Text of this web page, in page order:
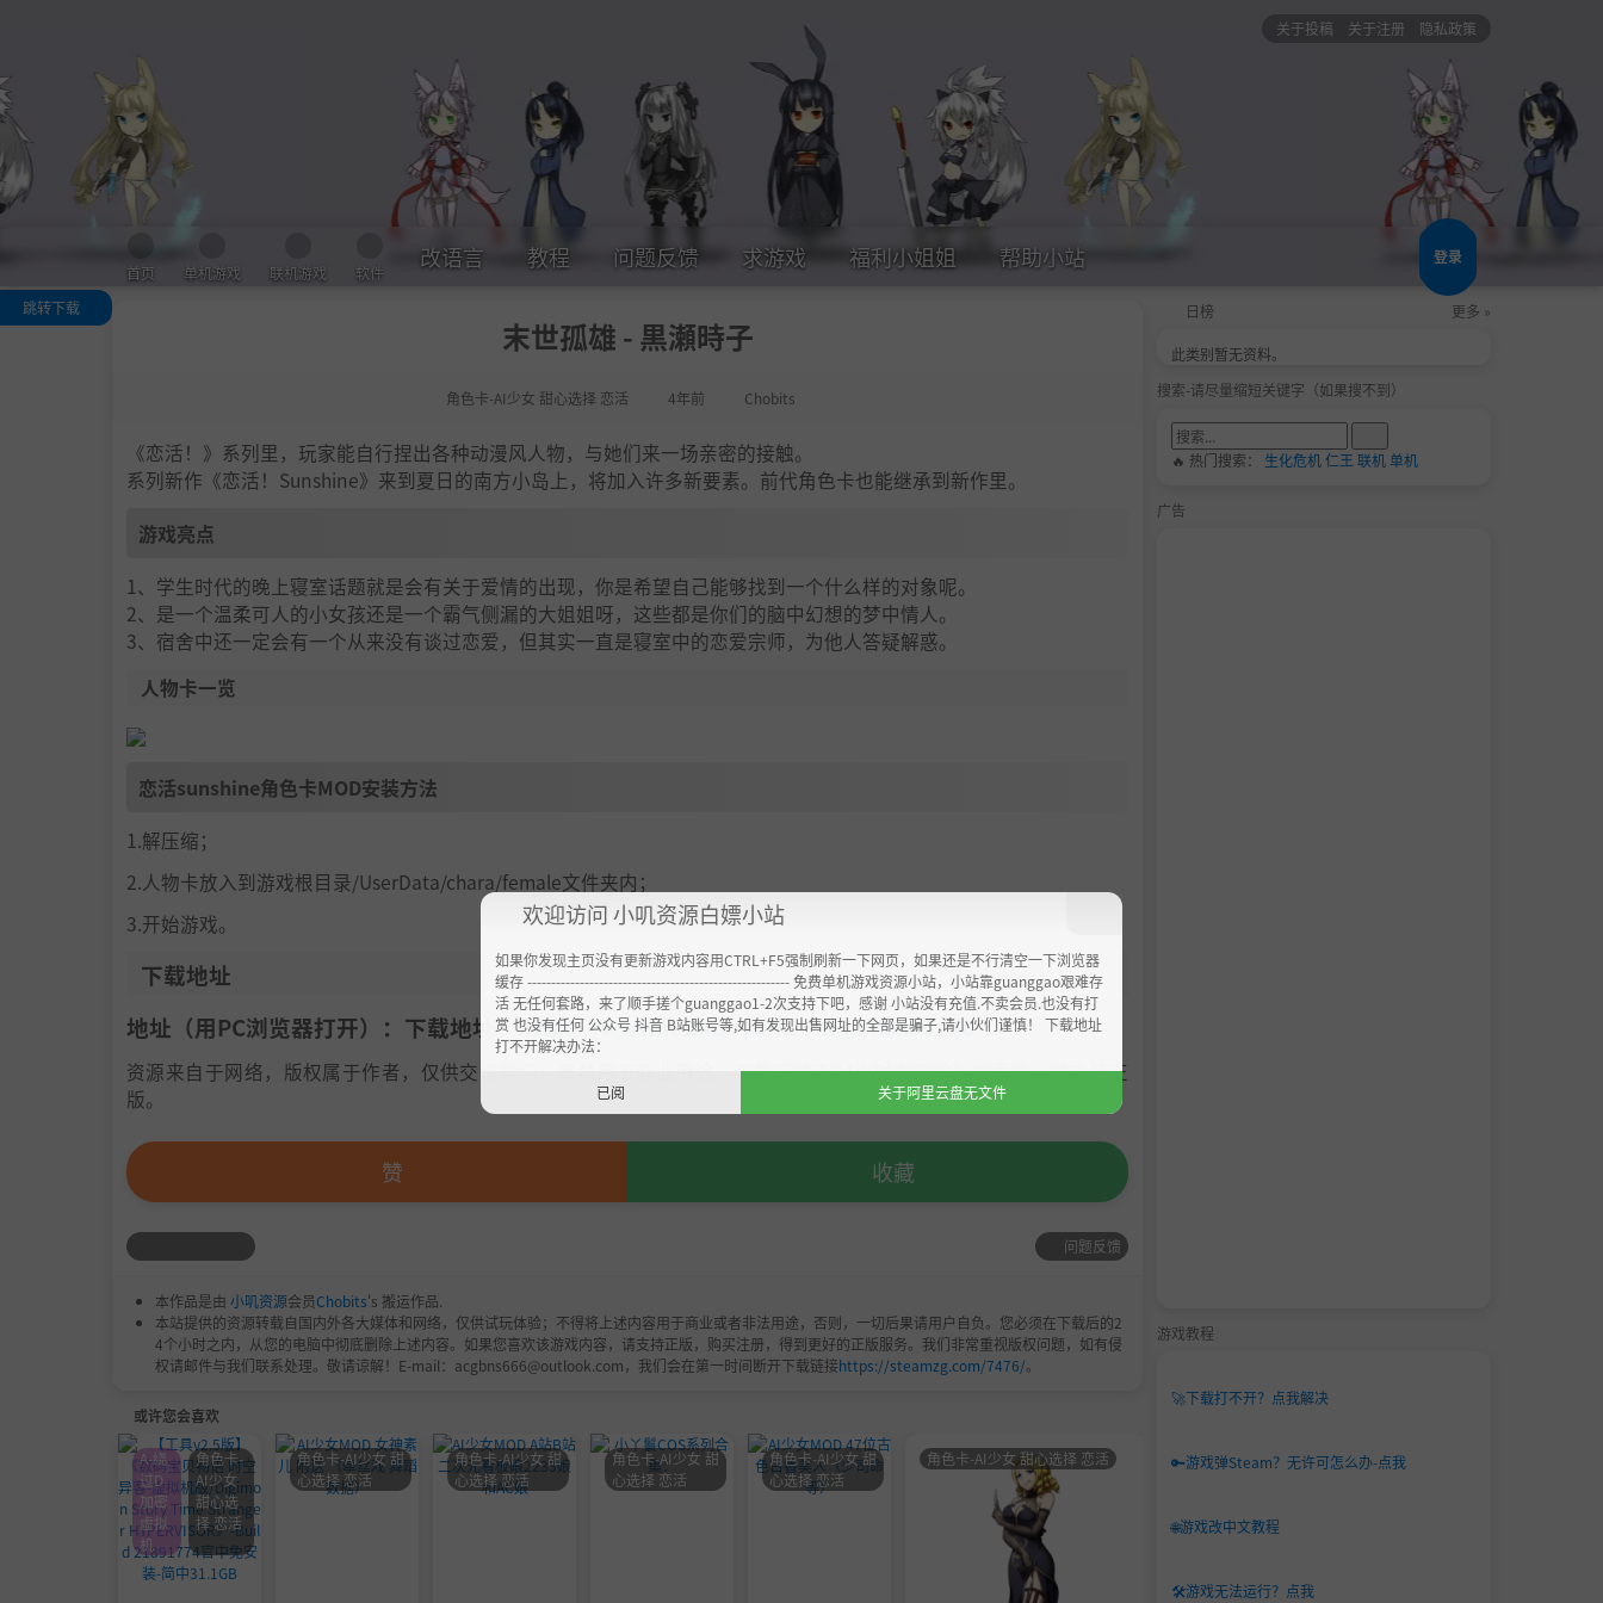
关于投稿 关于注册 隐私政策
首页 单机游戏 联机游戏 软件
改语言 教程 问题反馈 求游戏 福利小姐姐 帮助小站 登录
末世孤雄 - 黒瀬時子
角色卡-AI少女 甜心选择 恋活 4年前 Chobits
跳转下载
《恋活！》系列里，玩家能自行捏出各种动漫风人物，与她们来一场亲密的接触。
系列新作《恋活！Sunshine》来到夏日的南方小岛上，将加入许多新要素。前代角色卡也能继承到新作里。
游戏亮点
1、学生时代的晚上寝室话题就是会有关于爱情的出现，你是希望自己能够找到一个什么样的对象呢。
2、是一个温柔可人的小女孩还是一个霸气侧漏的大姐姐呀，这些都是你们的脑中幻想的梦中情人。
3、宿舍中还一定会有一个从来没有谈过恋爱，但其实一直是寝室中的恋爱宗师，为他人答疑解惑。
人物卡一览
恋活sunshine角色卡MOD安装方法
1.解压缩；
2.人物卡放入到游戏根目录/UserData/chara/female文件夹内；
3.开始游戏。
下载地址
地址（用PC浏览器打开）：下载地址：https://www.feimaoyun.com/jx/kbxo5zqo
资源来自于网络，版权属于作者，仅供交流学习，严禁用于商业用途，下载后请于24小时内删除！如喜欢，请支持正
版。
赞 收藏
问题反馈
本作品是由 小叽资源会员Chobits's 搬运作品.
本站提供的资源转载自国内外各大媒体和网络，仅供试玩体验；不得将上述内容用于商业或者非法用途，否则，一切后果请用户自负。您必须在下载后的2
4个小时之内，从您的电脑中彻底删除上述内容。如果您喜欢该游戏内容，请支持正版，购买注册，得到更好的正版服务。我们非常重视版权问题，如有侵
权请邮件与我们联系处理。敬请谅解！E-mail：acgbns666@outlook.com，我们会在第一时间断开下载链接https://steamzg.com/7476/。
或许您会喜欢
A-绕
过D
加密
虚拟
机
角色卡-
AI少女
甜心选
择 恋活
角色卡-AI少女 甜
心选择 恋活
角色卡-AI少女 甜
心选择 恋活
角色卡-AI少女 甜
心选择 恋活
角色卡-AI少女 甜
心选择 恋活
角色卡-AI少女 甜心选择 恋活
男主
角色卡-AI少女
男主
日榜 更多 »
此类别暂无资料。
搜索-请尽量缩短关键字（如果搜不到）
🔥 热门搜索： 生化危机仁王 联机单机
广告
游戏教程
🚀下载打不开？点我解决
🔑游戏弹Steam？无许可怎么办-点我
🌐游戏改中文教程
🛠️游戏无法运行？点我
欢迎访问 小叽资源白嫖小站
如果你发现主页没有更新游戏内容用CTRL+F5强制刷新一下网页，如果还是不行清空一下浏览器
缓存 ------------------------------------------------------- 免费单机游戏资源小站，小站靠guanggao艰难存
活 无任何套路，来了顺手搓个guanggao1-2次支持下吧，感谢 小站没有充值.不卖会员.也没有打
赏 也没有任何 公众号 抖音 B站账号等,如有发现出售网址的全部是骗子,请小伙们谨慎！ 下载地址
打不开解决办法：
已阅 关于阿里云盘无文件